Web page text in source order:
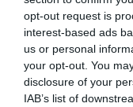
opt-out request is
interest-based ads
us or personal
your opt-out. You
disclosure of your
IAB’s list of